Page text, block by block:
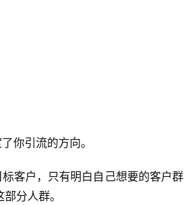
你引流的方向。
客户，只有明白自己想要的客户群
分人群。